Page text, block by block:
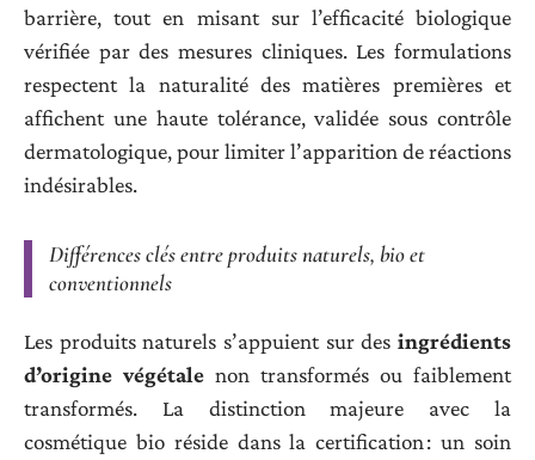
barrière, tout en misant sur l’efficacité biologique
vérifiée par des mesures cliniques. Les formulations
respectent la naturalité des matières premières et
affichent une haute tolérance, validée sous contrôle
dermatologique, pour limiter l’apparition de réactions
indésirables.
Différences clés entre produits naturels, bio et
conventionnels
Les produits naturels s’appuient sur des ingrédients
d’origine végétale non transformés ou faiblement
transformés. La distinction majeure avec la
cosmétique bio réside dans la certification : un soin